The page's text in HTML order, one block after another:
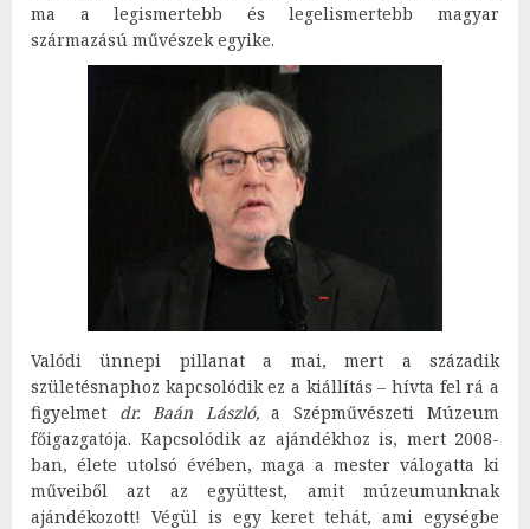
ma a legismertebb és legelismertebb magyar
származású művészek egyike.
Valódi ünnepi pillanat a mai, mert a századik
születésnaphoz kapcsolódik ez a kiállítás – hívta fel rá a
figyelmet dr. Baán László,a Szépművészeti Múzeum
főigazgatója. Kapcsolódik az ajándékhoz is, mert 2008-
ban, élete utolsó évében, maga a mester válogatta ki
műveiből azt az együttest, amit múzeumunknak
ajándékozott! Végül is egy keret tehát, ami egységbe